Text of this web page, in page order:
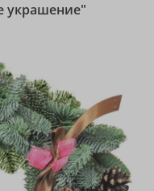
украшение"